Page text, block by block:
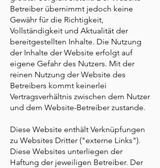
Betreiber übernimmt jedoch keine
Gewähr für die Richtigkeit,
Vollständigkeit und Aktualität der
bereitgestellten Inhalte. Die Nutzung
der Inhalte der Website erfolgt auf
eigene Gefahr des Nutzers. Mit der
reinen Nutzung der Website des
Betreibers kommt keinerlei
Vertragsverhältnis zwischen dem Nutzer
und dem Website-Betreiber zustande.
Diese Website enthält Verknüpfungen
zu Websites Dritter ("externe Links").
Diese Websites unterliegen der
Haftung der jeweiligen Betreiber. Der